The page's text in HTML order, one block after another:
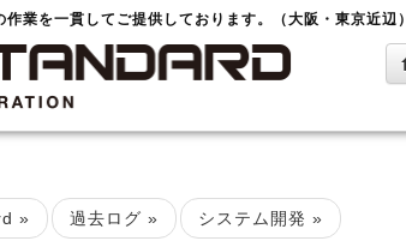
業を一貫してご提供しております。（大阪・東京近辺）
» 過去ログ » システム開発 »